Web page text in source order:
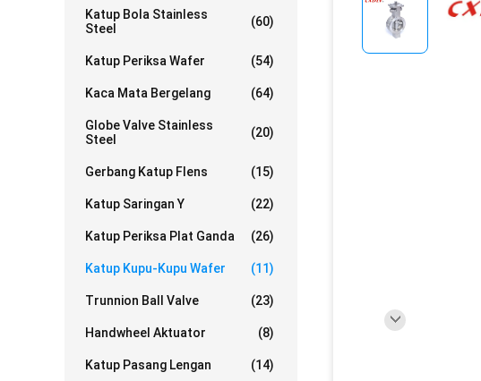
Katup Bola Stainless
Steel
(60)
Katup Periksa Wafer (54)
Kaca Mata Bergelang (64)
Globe Valve Stainless
Steel
(20)
Gerbang Katup Flens (15)
Katup Saringan Y (22)
Katup Periksa Plat Ganda (26)
Katup Kupu-Kupu Wafer (11)
Trunnion Ball Valve (23)
Handwheel Aktuator (8)
Katup Pasang Lengan (14)